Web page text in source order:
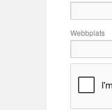
Webbplats